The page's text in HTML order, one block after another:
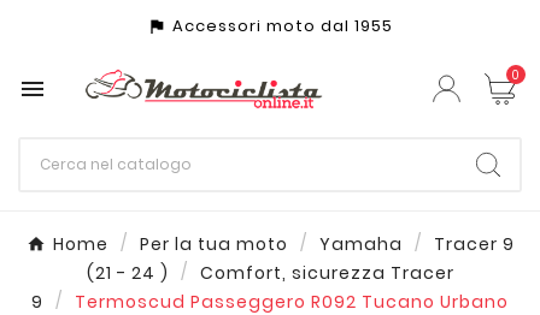
assistant_photo Accessori moto dal 1955
 0
Home Per la tua moto Yamaha
Tracer 9
(21 - 24 )
Comfort, sicurezza Tracer
9
Termoscud Passeggero R092 Tucano Urbano